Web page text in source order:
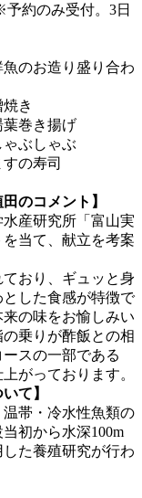
のみ受付。3日
お造り盛り合わ
き
き揚げ
しゃぶ
寿司
のコメント】
産研究所「富山実
当て、献立を考案
おり、ギュッと身
した食感が特徴で
の味をお愉しみい
乗りが酢飯との相
スの一部である
がっております。
て】
帯・冷水性魚類の
初から水深100m
た養殖研究が行わ